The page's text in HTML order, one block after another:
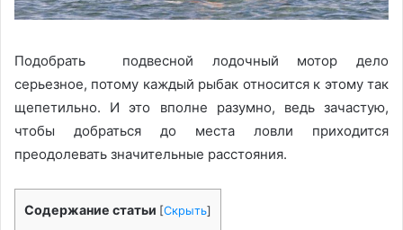
Подобрать подвесной лодочный мотор дело
серьезное, потому каждый рыбак относится к этому так
щепетильно. И это вполне разумно, ведь зачастую,
чтобы добраться до места ловли приходится
преодолевать значительные расстояния.
Содержание статьи [Скрыть]